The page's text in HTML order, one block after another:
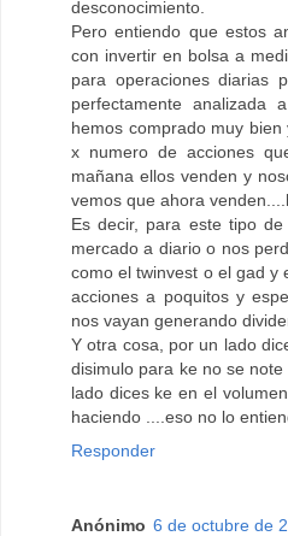
desconocimiento.
Pero entiendo que estos
con invertir en bolsa a
para operaciones diarias
perfectamente analizada
hemos comprado muy
x numero de acciones
mañana ellos venden y
vemos que ahora
Es decir, para este tipo
mercado a diario o nos
como el twinvest o el gad y
acciones a poquitos y
nos vayan generando
Y otra cosa, por un lado
disimulo para ke no se
lado dices ke en el
haciendo ....eso no lo
Responder
Anónimo 6 de octubre de